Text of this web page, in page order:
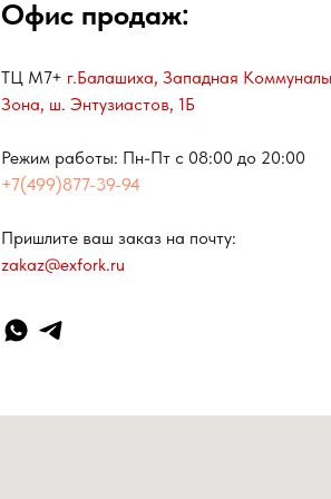
Офис продаж:
ТЦ М7+ г.Балашиха, Западная
Зона, ш. Энтузиастов, 1Б
Режим работы: Пн-Пт с 08:00 до 20:00
+7(499)877-39-94
Пришлите ваш заказ на почту:
zakaz@exfork.ru